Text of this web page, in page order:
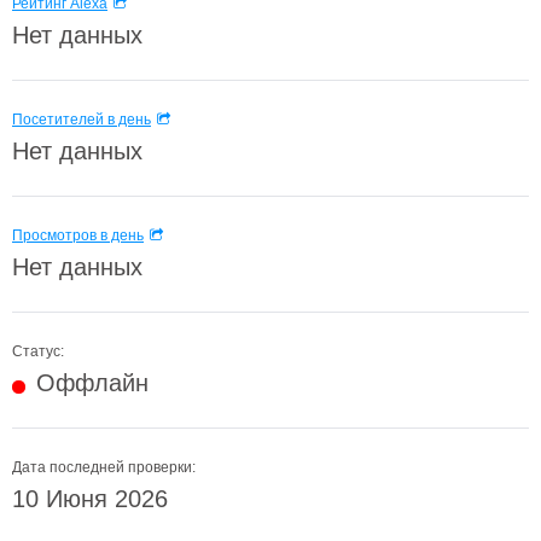
Рейтинг Alexa
Нет данных
Посетителей в день
Нет данных
Просмотров в день
Нет данных
Статус:
Оффлайн
Дата последней проверки:
10 Июня 2026